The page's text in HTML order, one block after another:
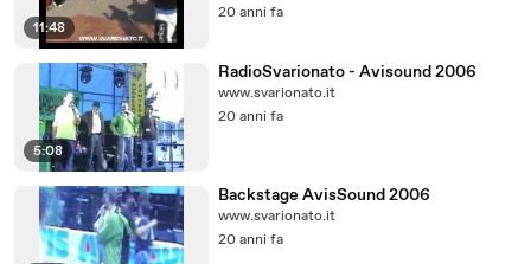
11:48
20 anni fa
5:08
RadioSvarionato - Avisound 2006
www.svarionato.it
20 anni fa
Backstage AvisSound 2006
www.svarionato.it
20 anni fa